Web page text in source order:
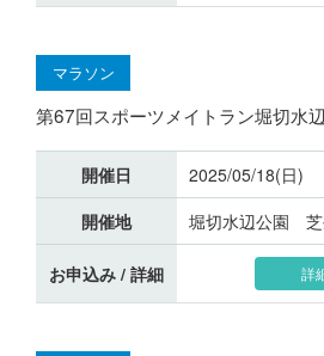
マラソン
第67回スポーツメイトラン堀切水
開催日
2025/05/18(日)
開催地
堀切水辺公園 芝
お申込み / 詳細 詳